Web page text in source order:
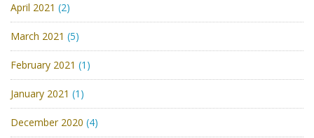
April 2021 (2)
March 2021 (5)
February 2021 (1)
January 2021 (1)
December 2020 (4)